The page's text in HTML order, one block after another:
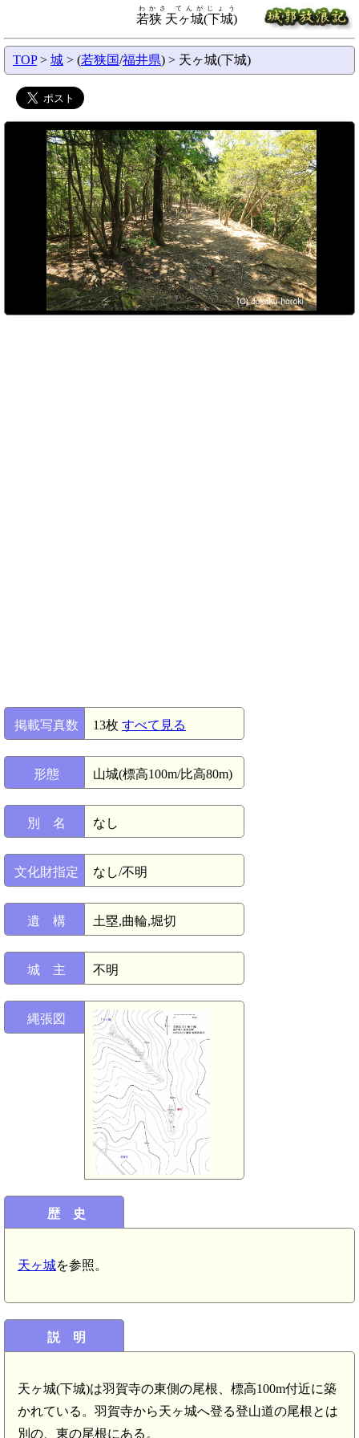
若狭 天ヶ城(下城)
わかさ てんがじょう
TOP> 城 > (若狭国/福井県) > 天ヶ城(下城)
掲載写真数 13枚 すべて見る
形態 山城(標高100m/比高80m)
別 名 なし
文化財指定 なし/不明
遺 構 土塁,曲輪,堀切
城 主 不明
縄張図
歴 史
天ヶ城を参照。
説 明
天ヶ城(下城)は羽賀寺の東側の尾根、標高100m付近に築
かれている。羽賀寺から天ヶ城へ登る登山道の尾根とは
別の、東の尾根にある。